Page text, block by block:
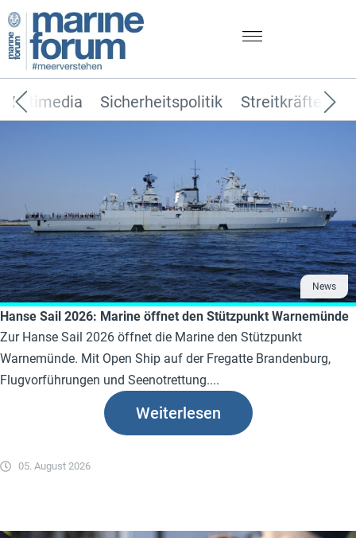
Sicherheitspolitik Streitkräfte
Multimedia
News
Hanse Sail 2026: Marine öffnet den Stützpunkt Warnemünde
Zur Hanse Sail 2026 öffnet die Marine den Stützpunkt
Warnemünde. Mit Open Ship auf der Fregatte Brandenburg,
Flugvorführungen und Seenotrettung....
05. August 2026
Weiterlesen